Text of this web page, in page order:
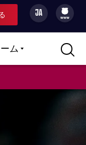
JA
filled-badge
www
ム